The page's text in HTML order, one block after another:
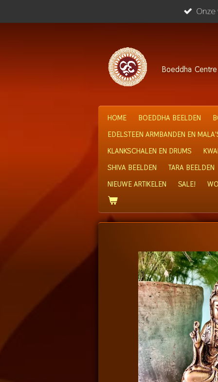
direct
Onze
Boeddha Centre
HOME BOEDDHA BEELDEN
EDELSTEEN ARMBANDEN EN
KLANKSCHALEN EN DRUMS
SHIVA BEELDEN
TARA BEELDEN
NIEUWE ARTIKELEN
SALE!